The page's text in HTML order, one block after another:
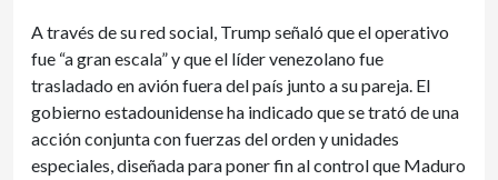
A través de su red social, Trump señaló que el operativo
fue “a gran escala” y que el líder venezolano fue
trasladado en avión fuera del país junto a su pareja. El
gobierno estadounidense ha indicado que se trató de una
acción conjunta con fuerzas del orden y unidades
especiales, diseñada para poner fin al control que Maduro